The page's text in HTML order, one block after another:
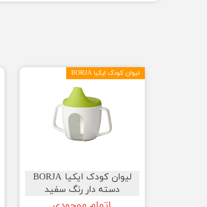
لیوان کودک ایکیا BORJA
دسته دار رنگ سفید
لیوان کودک ایکیا BORJA